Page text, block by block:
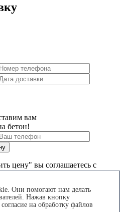
вам
бетон!
цену" вы соглашаетесь с
данных
в течение 3-х минут
Они помогают нам делать
Нажав кнопку
на обработку файлов